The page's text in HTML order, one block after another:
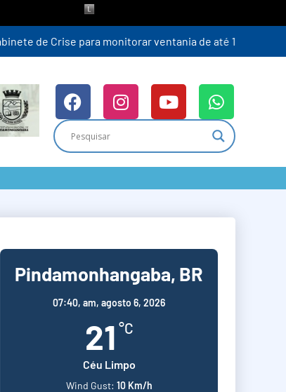
Pindamonhangaba, BR
07:40, am, agosto 6, 2026
21 °C
Céu Limpo
Wind Gust: 10 Km/h